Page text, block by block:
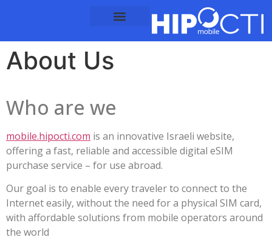
About Us
Who are we
mobile.hipocti.com is an innovative Israeli website,
offering a fast, reliable and accessible digital eSIM
purchase service – for use abroad.
Our goal is to enable every traveler to connect to the
Internet easily, without the need for a physical SIM card,
with affordable solutions from mobile operators around
the world